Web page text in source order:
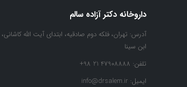
داروخانه دکتر آزاده سالم
آدرس: تهران، فلکه دوم صادقیه، ابتدای آیت الله
ابن سینا
تلفن: 47908888 21 98+
ایمیل: info@drsalem.ir